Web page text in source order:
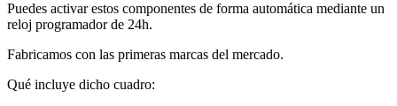
Puedes activar estos componentes de forma automática mediante un
reloj programador de 24h.
Fabricamos con las primeras marcas del mercado.
Qué incluye dicho cuadro: